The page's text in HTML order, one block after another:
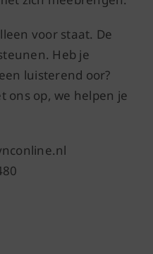
voor staat. De
Heb je
luisterend oor?
ons op, we helpen je